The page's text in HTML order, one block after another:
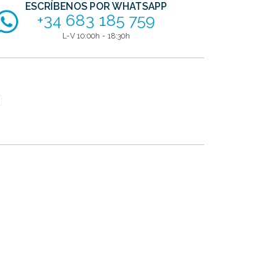
ESCRÍBENOS POR WHATSAPP
+34 683 185 759
L-V 10:00h - 18:30h